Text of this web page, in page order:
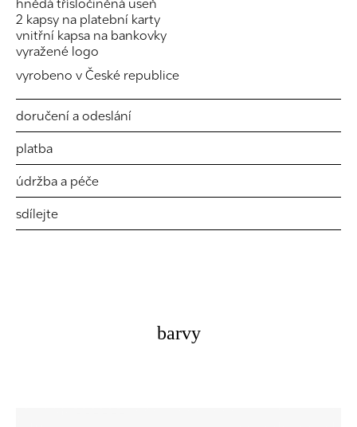
hnědá třísločiněná useň
2 kapsy na platební karty
vnitřní kapsa na bankovky
vyražené logo
vyrobeno v České republice
doručení a odeslání
platba
údržba a péče
sdílejte
barvy